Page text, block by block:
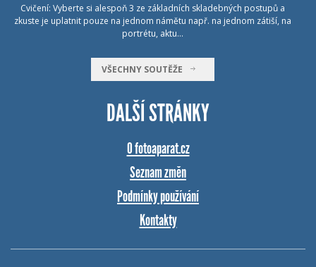
Cvičení: Vyberte si alespoň 3 ze základních skladebných postupů a
zkuste je uplatnit pouze na jednom námětu např. na jednom zátiší, na
portrétu, aktu…
VŠECHNY SOUTĚŽE
DALŠÍ STRÁNKY
O fotoaparat.cz
Seznam změn
Podmínky používání
Kontakty